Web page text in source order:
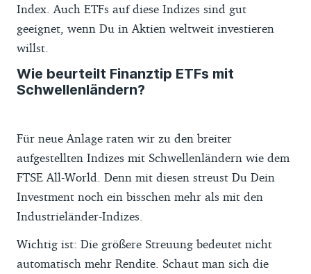
Index. Auch ETFs auf diese Indizes sind gut
geeignet, wenn Du in Aktien weltweit investieren
willst.
Wie beurteilt Finanztip ETFs mit
Schwellenländern?
Für neue Anlage raten wir zu den breiter
aufgestellten Indizes mit Schwellenländern wie dem
FTSE All-World. Denn mit diesen streust Du Dein
Investment noch ein bisschen mehr als mit den
Industrieländer-Indizes.
Wichtig ist: Die größere Streuung bedeutet nicht
automatisch mehr Rendite. Schaut man sich die